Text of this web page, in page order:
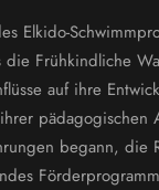
Elkido-
Frühkindliche
auf ihre
pädagogischen
begann, die